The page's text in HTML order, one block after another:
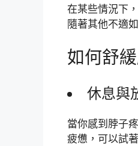
在某些情況下
隨著其他不適
如何舒
休息與
當你感到脖子
疲憊，可以試